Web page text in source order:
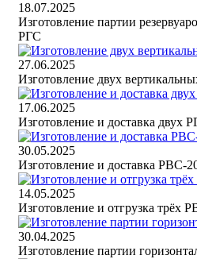
18.07.2025
Изготовление партии
РГС
27.06.2025
Изготовление двух
17.06.2025
Изготовление и доставка двух
30.05.2025
Изготовление и доставка РВС-
14.05.2025
Изготовление и отгрузка трёх
30.04.2025
Изготовление партии